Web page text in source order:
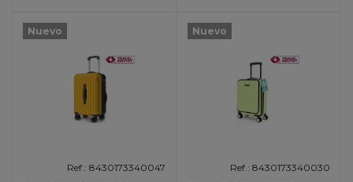
Nuevo
Ref.: 8430173340047
Nuevo
Ref.: 8430173340030